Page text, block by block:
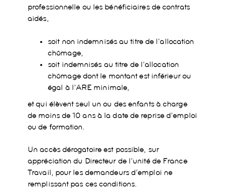
professionnelle ou les bénéficiaires de contrats
aidés,
soit non indemnisés au titre de l’allocation
chômage,
soit indemnisés au titre de l’allocation
chômage dont le montant est inférieur ou
égal à l’ARE minimale,
et qui élèvent seul un ou des enfants à charge
de moins de 10 ans à la date de reprise d’emploi
ou de formation.
Un accès dérogatoire est possible, sur
appréciation du Directeur de l’unité de France
Travail, pour les demandeurs d’emploi ne
remplissant pas ces conditions.